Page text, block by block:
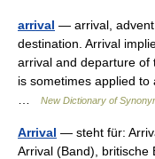
arrival — arrival, advent
destination. Arrival
arrival and departure of
is sometimes applied
New Dictionary of
Arrival — steht für:
Arrival (Band), britische